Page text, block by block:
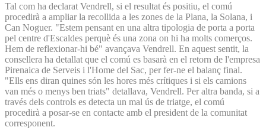
Tal com ha declarat Vendrell, si el resultat és positiu, el comú
procedirà a ampliar la recollida a les zones de la Plana, la Solana, i
Can Noguer. "Estem pensant en una altra tipologia de porta a porta
pel centre d'Escaldes perquè és una zona on hi ha molts comerços.
Hem de reflexionar-hi bé" avançava Vendrell. En aquest sentit, la
consellera ha detallat que el comú es basarà en el retorn de l'empresa
Pirenaica de Serveis i l'Home del Sac, per fer-ne el balanç final.
"Ells ens diran quines són les hores més crítiques i si els camions
van més o menys ben triats" detallava, Vendrell. Per altra banda, si a
través dels controls es detecta un mal ús de triatge, el comú
procedirà a posar-se en contacte amb el president de la comunitat
corresponent.